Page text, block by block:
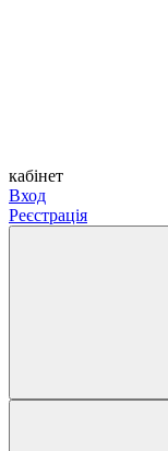
кабінет
Вход
Реєстрація